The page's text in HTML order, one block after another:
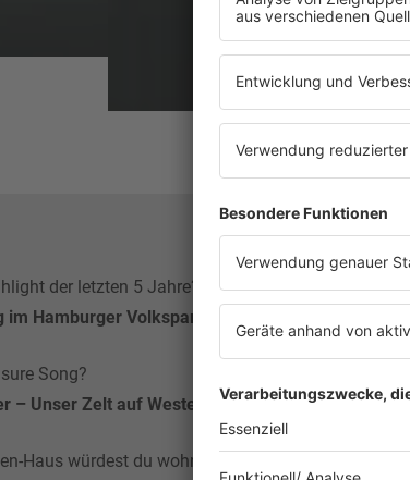
der letzten 5 Jahre?
im Hamburger Volksparkstadion
Song?
– Unser Zelt auf Westerland
Haus würdest du wohnen wollen?